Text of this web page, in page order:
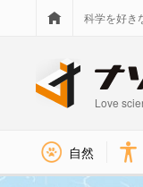
科学を好き
Love
自然